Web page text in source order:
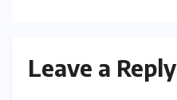
Leave a Reply